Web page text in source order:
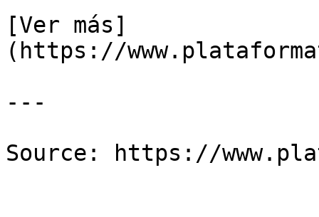
[Ver más]
(https://
---